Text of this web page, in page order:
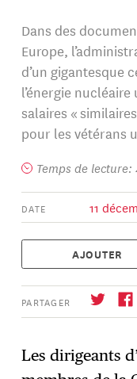
Dans des
Europe,
d’un gigantesque
l’énergie
salaires «
pour les vétérans
Temps de lecture:
DATE 11
AJOUTER
PARTAGER
Les dirigeants